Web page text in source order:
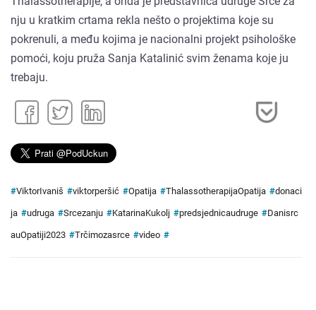
nju u kratkim crtama rekla nešto o projektima koje su
pokrenuli, a među kojima je nacionalni projekt psihološke
pomoći, koju pruža Sanja Katalinić svim ženama koje ju
trebaju.
#ViktorIvaniš #viktorperšić #Opatija #ThalassotherapijaOpatija #donaci
ja #udruga #Srcezanju #KatarinaKukolj #predsjednicaudruge #Danisrc
auOpatiji2023 #Trčimozasrce #video #